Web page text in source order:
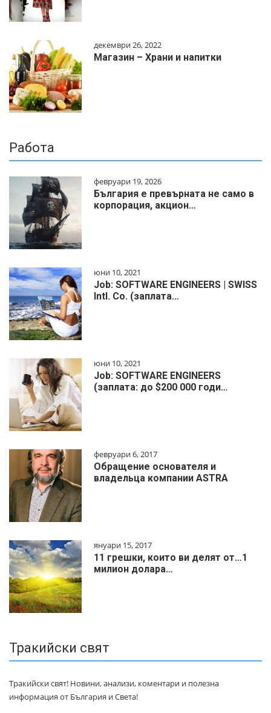
декември 26, 2022
Магазин – Храни и напитки
Работа
февруари 19, 2026
България е превърната не само в
корпорация, акцион…
юни 10, 2021
Job: SOFTWARE ENGINEERS | SWISS
Intl. Co. (заплата…
юни 10, 2021
Job: SOFTWARE ENGINEERS
(заплата: до $200 000 годи…
февруари 6, 2017
Обращение основателя и
владельца компании ASTRA
януари 15, 2017
11 грешки, които ви делят от…1
милиoн дoлapa…
Тракийски свят
Тракийски свят! Новини, анализи, коментари и полезна
информация от България и Света!